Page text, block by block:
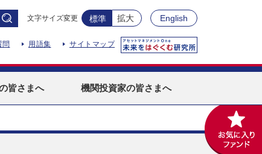
文字サイズ変更 標準 拡大 English
問 用語集 サイトマップ
皆さまへ 機関投資家の皆さまへ